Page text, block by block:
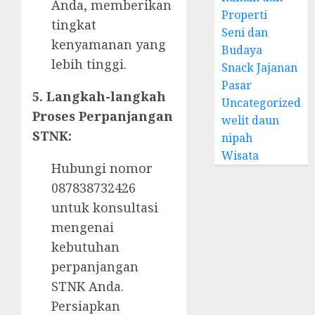
Anda, memberikan
tingkat
kenyamanan yang
lebih tinggi.
5. Langkah-langkah
Proses Perpanjangan
STNK:
Hubungi nomor
087838732426
untuk konsultasi
mengenai
kebutuhan
perpanjangan
STNK Anda.
Persiapkan
Properti
Seni dan
Budaya
Snack Jajanan
Pasar
Uncategorized
welit daun
nipah
Wisata